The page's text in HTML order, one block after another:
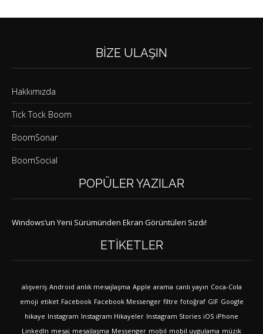
BIZE ULAŞIN
Hakkımızda
Tick Tock Boom
BoomSonar
BoomSocial
POPÜLER YAZILAR
Windows’un Yeni Sürümünden Ekran Görüntüleri Sızdı!
ETIKETLER
alışveriş Android anlık mesajlaşma Apple arama canlı yayın Coca-Cola
emoji etiket Facebook Facebook Messenger filtre fotoğraf GIF Google
hikaye Instagram Instagram Hikayeler Instagram Stories iOS iPhone
LinkedIn mesaj mesajlaşma Messenger mobil mobil uygulama müzik